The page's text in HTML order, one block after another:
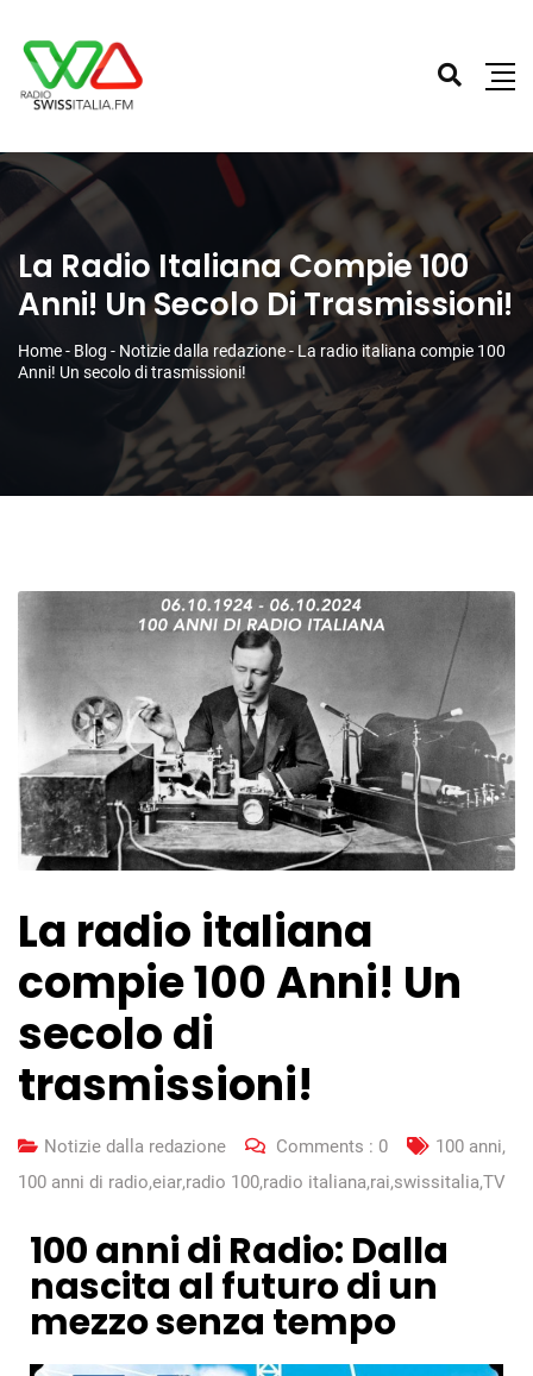
La Radio Italiana Compie 100
Anni! Un Secolo Di Trasmissioni!
Home- Blog - Notizie dalla redazione- La radio italiana compie 100
Anni! Un secolo di trasmissioni!
La radio italiana
compie 100 Anni! Un
secolo di
trasmissioni!
Notizie dalla redazione Comments : 0 100 anni,
100 anni di radio,eiar,radio 100,radio italiana,rai,swissitalia,TV
100 anni di Radio: Dalla
nascita al futuro di un
mezzo senza tempo